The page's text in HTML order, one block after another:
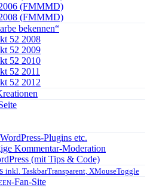
(FMMMD)
(FMMMD)
bekennen“
52 2008
52 2009
52 2010
52 2011
52 2012
Plugins etc.
Kommentar-Moderation
(mit Tips & Code)
inkl. TaskbarTransparent, XMouseToggle
-Fan-Site